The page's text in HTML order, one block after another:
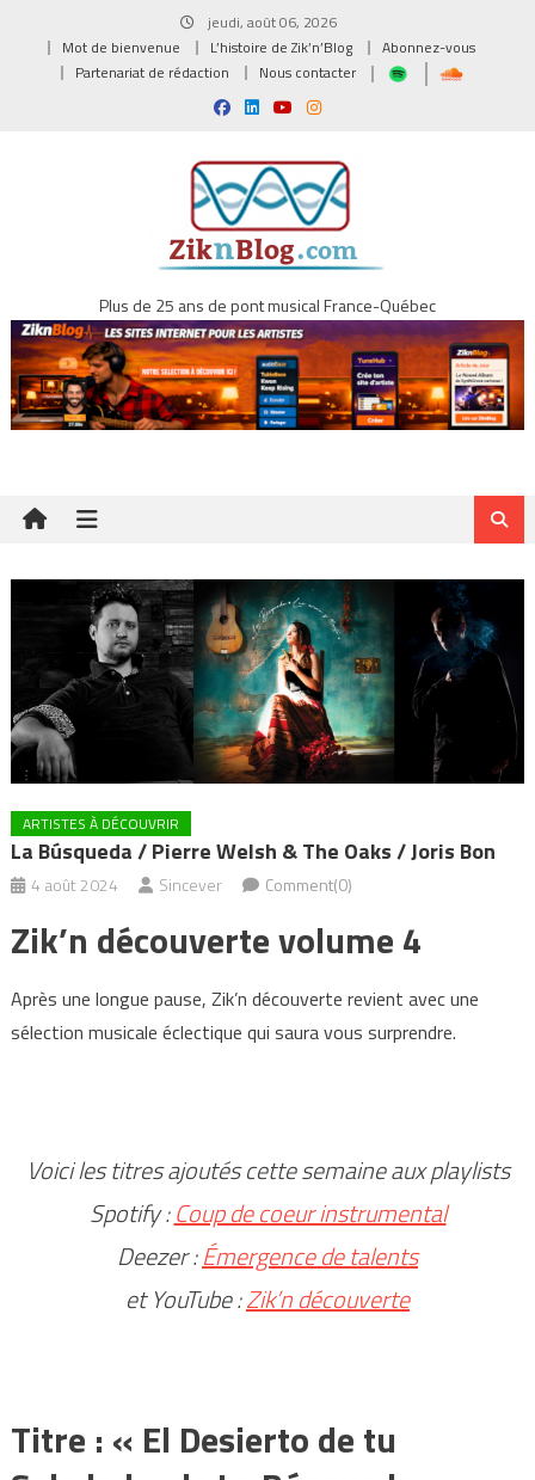
jeudi, août 06, 2026
Mot de bienvenue
L’histoire de Zik’n’Blog
Abonnez-vous
Partenariat de rédaction
Nous contacter
Plus de 25 ans de pont musical France-Québec
ARTISTES À DÉCOUVRIR
La Búsqueda / Pierre Welsh & The Oaks / Joris Bon
4 août 2024 Sincever Comment(0)
Zik’n découverte volume 4
Après une longue pause, Zik’n découverte revient avec une
sélection musicale éclectique qui saura vous surprendre.
Voici les titres ajoutés cette semaine aux playlists
Spotify :Coup de coeur instrumental
Deezer :Émergence de talents
et YouTube :Zik’n découverte
Titre : « El Desierto de tu